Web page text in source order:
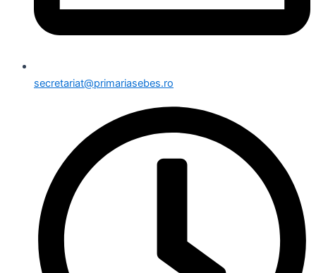
secretariat@primariasebes.ro